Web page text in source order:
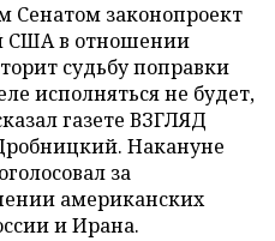
законопроект
США в отношении
судьбу поправки
исполняться не будет,
газете ВЗГЛЯД
Накануне
за
американских
и Ирана.